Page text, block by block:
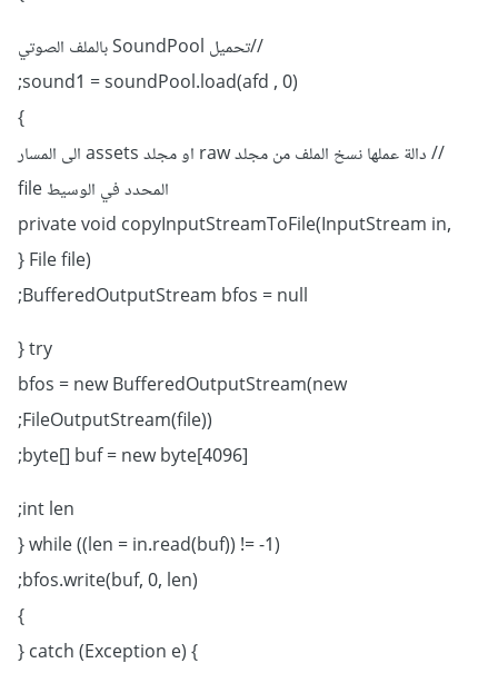
//تحميل SoundPool بالملف الصوتي
}
// دالة عملها نسخ الملف من مجلد raw او مجلد assets الى المسار
المحدد في الوسيط file
private void copyInputStreamToFile(InputStream in,
File file) {
bfos = new BufferedOutputStream(new
FileOutputStream(file));
}
} catch (Exception e) {